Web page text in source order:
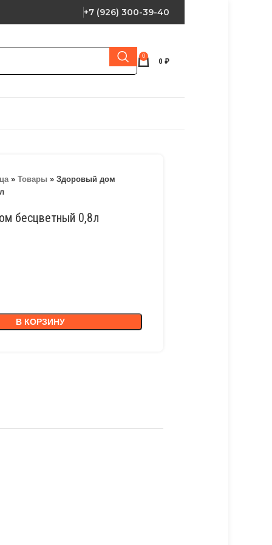
+7 (926) 300-39-40
0
0 ₽
» Товары » Здоровый дом
бесцветный 0,8л
В КОРЗИНУ